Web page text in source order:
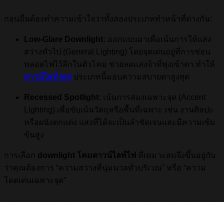
ก่อนอื่นต้องทำความเข้าใจว่าทั้งสองประเภททำหน้าที่ต่างกัน:
Low-Glare Downlight: ออกแบบมาเพื่อเน้นการให้แสง
สว่างทั่วไป (General Lighting) โดยจุดเด่นอยู่ที่การซ่อน
หลอดไฟไว้ลึกในตัวโคม ช่วยลดแสงจ้าที่พุ่งเข้าตา ทำให้
ดาวน์ไลท์ led ประเภทนี้มอบความสบายตาสูงสุด
Recessed Spotlight:
เน้นการส่องเฉพาะจุด (Accent
Lighting) เพื่อขับเน้นวัตถุหรือพื้นที่เฉพาะ เช่น งานศิลปะ
หรือผนังตกแต่ง แสงที่ได้จะเป็นลำชัดเจนและมีความเข้ม
ข้นสูง
การเลือก downlight โคมดาวน์ไลท์ไฟ ที่เหมาะสมจึงขึ้นอยู่กับ
ว่าคุณต้องการ “ความสว่างที่นุ่มนวลทั่วบริเวณ” หรือ “ความ
โดดเด่นเฉพาะจุด”